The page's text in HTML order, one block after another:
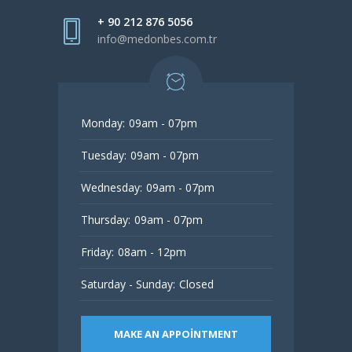
+ 90 212 876 5056
info@medonbes.com.tr
Monday: 09am - 07pm
Tuesday: 09am - 07pm
Wednesday: 09am - 07pm
Thursday: 09am - 07pm
Friday: 08am - 12pm
Saturday - Sunday: Closed
MAKE AN APPOINTMENT